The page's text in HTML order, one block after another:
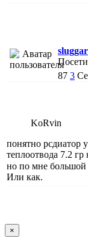
87 3
KoRvin
понятно рсдиатор
теплоотвода 7.2
но по мне большой
Или как.
×